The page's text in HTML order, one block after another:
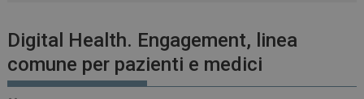
Digital Health. Engagement, linea
comune per pazienti e medici